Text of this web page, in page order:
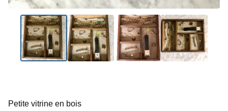
Petite vitrine en bois